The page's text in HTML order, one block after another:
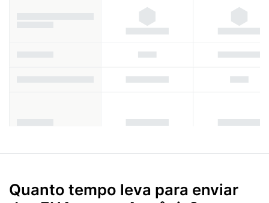
Quanto tempo leva para enviar